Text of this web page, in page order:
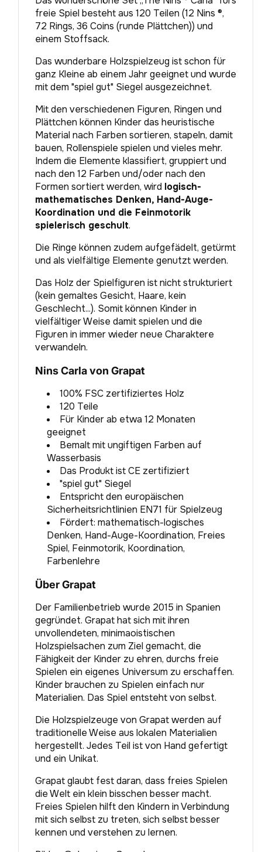
freie Spiel besteht aus 120 Teilen (12 Nins ®,
72 Rings, 36 Coins (runde Plättchen)) und
einem Stoffsack.
Das wunderbare Holzspielzeug ist schon für
ganz Kleine ab einem Jahr geeignet und wurde
mit dem "spiel gut" Siegel ausgezeichnet.
Mit den verschiedenen Figuren, Ringen und
Plättchen können Kinder das heuristische
Material nach Farben sortieren, stapeln, damit
bauen, Rollenspiele spielen und vieles mehr.
Indem die Elemente klassifiert, gruppiert und
nach den 12 Farben und/oder nach den
Formen sortiert werden, wird logisch-
mathematisches Denken, Hand-Auge-
Koordination und die Feinmotorik
spielerisch geschult.
Die Ringe können zudem aufgefädelt, getürmt
und als vielfältige Elemente genutzt werden.
Das Holz der Spielfiguren ist nicht strukturiert
(kein gemaltes Gesicht, Haare, kein
Geschlecht...). Somit können Kinder in
vielfältiger Weise damit spielen und die
Figuren in immer wieder neue Charaktere
verwandeln.
Nins Carla von Grapat
100% FSC zertifiziertes Holz
120 Teile
Für Kinder ab etwa 12 Monaten
geeignet
Bemalt mit ungiftigen Farben auf
Wasserbasis
Das Produkt ist CE zertifiziert
"spiel gut" Siegel
Entspricht den europäischen
Sicherheitsrichtlinien EN71 für Spielzeug
Fördert: mathematisch-logisches
Denken, Hand-Auge-Koordination, Freies
Spiel, Feinmotorik, Koordination,
Farbenlehre
Über Grapat
Der Familienbetrieb wurde 2015 in Spanien
gegründet. Grapat hat sich mit ihren
unvollendeten, minimaoistischen
Holzspielsachen zum Ziel gemacht, die
Fähigkeit der Kinder zu ehren, durchs freie
Spielen ein eigenes Universum zu erschaffen.
Kinder brauchen zu Spielen einfach nur
Materialien. Das Spiel entsteht von selbst.
Die Holzspielzeuge von Grapat werden auf
traditionelle Weise aus lokalen Materialien
hergestellt. Jedes Teil ist von Hand gefertigt
und ein Unikat.
Grapat glaubt fest daran, dass freies Spielen
die Welt ein klein bisschen besser macht.
Freies Spielen hilft den Kindern in Verbindung
mit sich selbst zu treten, sich selbst besser
kennen und verstehen zu lernen.